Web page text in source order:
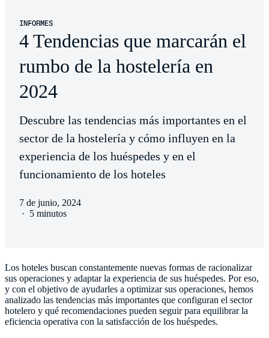
INFORMES
4 Tendencias que marcarán el
rumbo de la hostelería en
2024
Descubre las tendencias más importantes en el
sector de la hostelería y cómo influyen en la
experiencia de los huéspedes y en el
funcionamiento de los hoteles
7 de junio, 2024
· 5 minutos
Los hoteles buscan constantemente nuevas formas de racionalizar
sus operaciones y adaptar la experiencia de sus huéspedes. Por eso,
y con el objetivo de ayudarles a optimizar sus operaciones, hemos
analizado las tendencias más importantes que configuran el sector
hotelero y qué recomendaciones pueden seguir para equilibrar la
eficiencia operativa con la satisfacción de los huéspedes.